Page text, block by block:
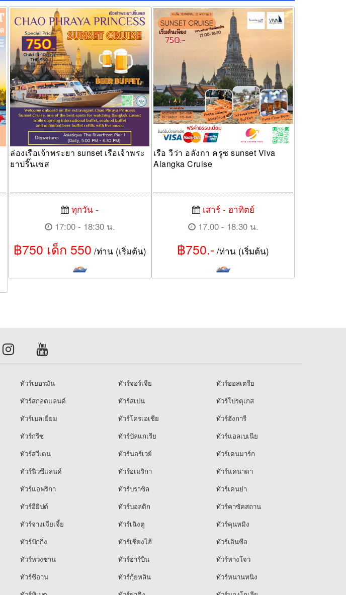
ล่องเรือเจ้าพระยา sunset เรือเจ้าพระยาปริ๊น
เซส
ล่องเรือเจ้าพระยา sunset เรือเจ้าพระ
ยาปริ๊นเซส
ทุกวัน -
17:00 - 18:30 น.
฿750 เด็ก 550 /ท่าน (เริ่มต้น)
เรือ วีว่า อลังกา ครูซ sunset Viva Alangka
Cruise
เรือ วีว่า อลังกา ครูซ sunset Viva
Alangka Cruise
เสาร์ - อาทิตย์
17.00 - 18.30 น.
฿750.- /ท่าน (เริ่มต้น)
ทัวร์เยอรมัน ทัวร์จอร์เจีย
ทัวร์ออสเตรีย
ทัวร์สกอตแลนด์ ทัวร์สเปน
ทัวร์โปรตุเกส
ทัวร์เบลเยี่ยม ทัวร์โครเอเชีย
ทัวร์ฮังการี
ทัวร์กรีซ ทัวร์บัลแกเรีย
ทัวร์แอลเบเนีย
ทัวร์สวีเดน ทัวร์นอร์เวย์
ทัวร์เดนมาร์ก
ทัวร์นิวซีแลนด์ ทัวร์อเมริกา
ทัวร์แคนาดา
ทัวร์แอฟริกา ทัวร์บราซิล
ทัวร์เคนย่า
ทัวร์อียิปต์ ทัวร์บอลติก
ทัวร์คาซัคสถาน
ทัวร์จางเจียเจี้ย ทัวร์เฉิงตู
ทัวร์คุนหมิง
ทัวร์ปักกิ่ง ทัวร์เซี่ยงไฮ้
ทัวร์เอินซือ
ทัวร์หวงซาน ทัวร์ฮาร์บิน
ทัวร์หางโจว
ทัวร์ซีอาน ทัวร์กุ้ยหลิน
ทัวร์หนานหนิง